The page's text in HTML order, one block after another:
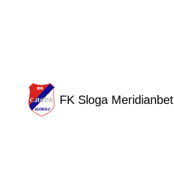
FK Sloga Meridianbet